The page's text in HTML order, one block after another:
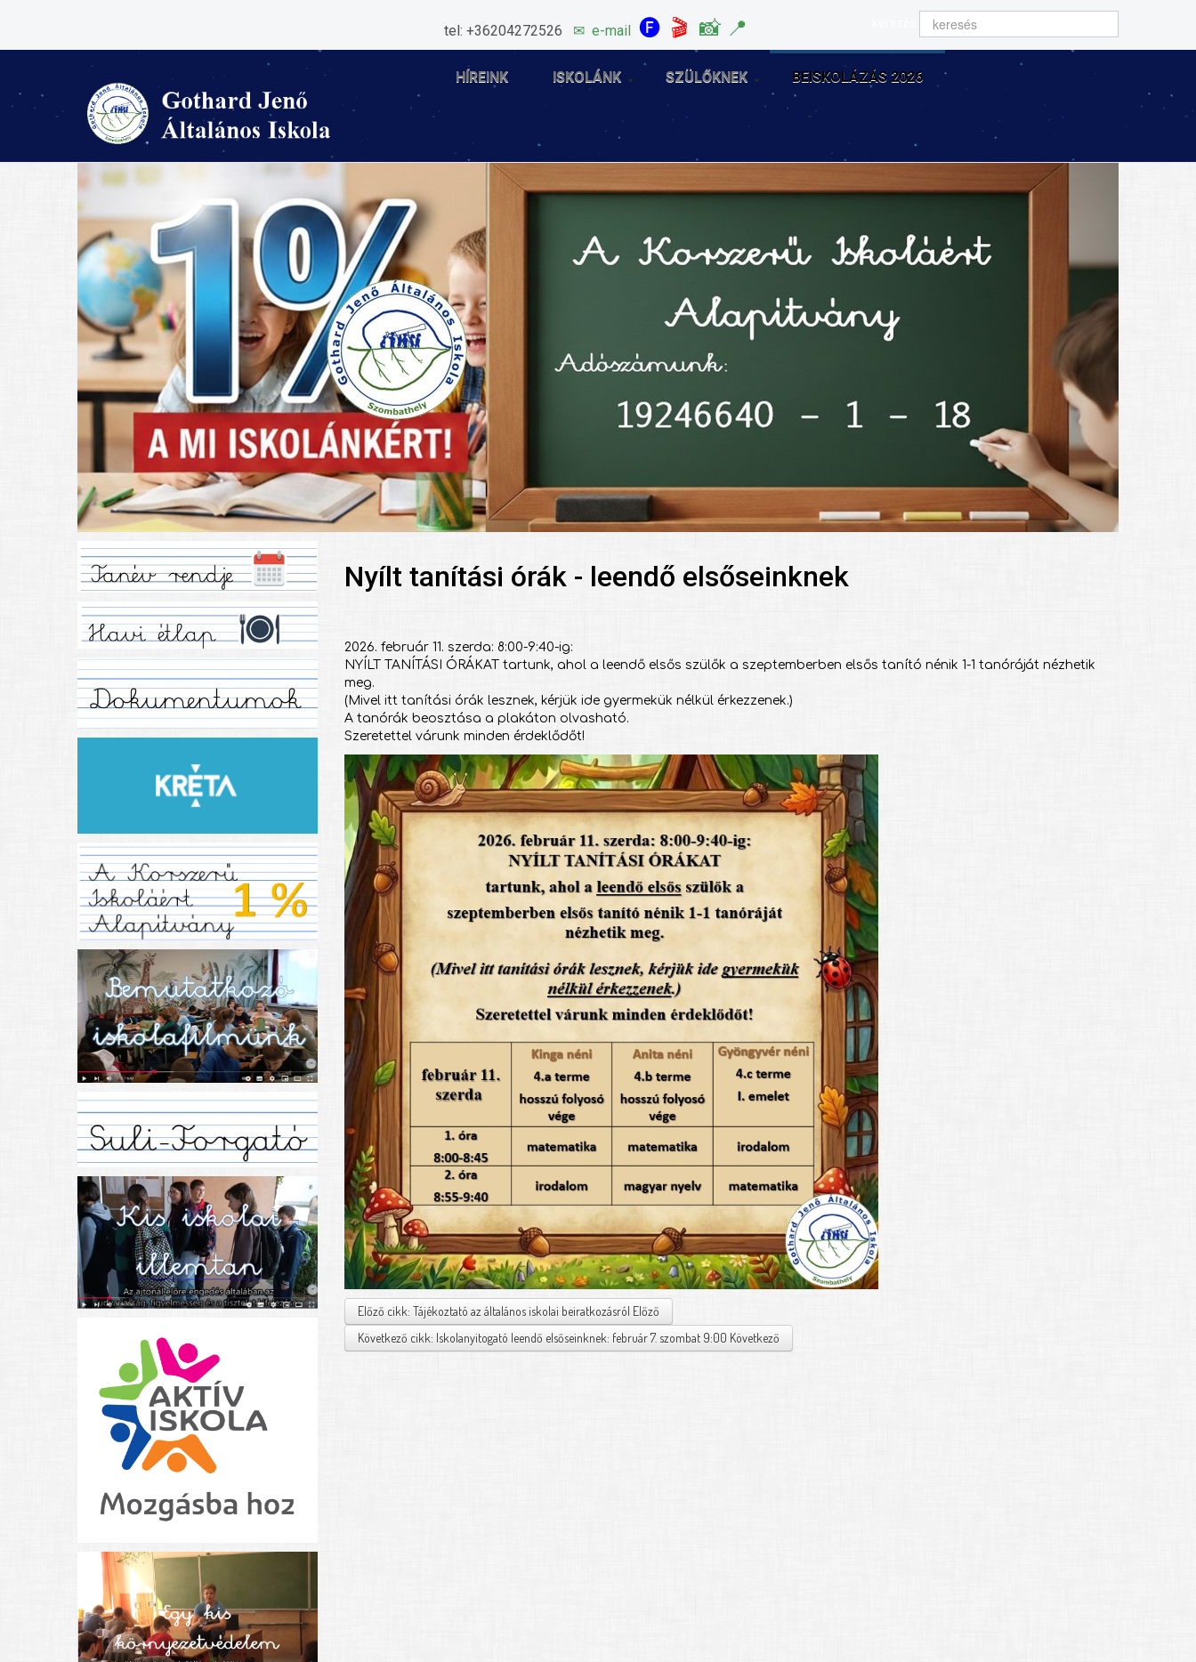
tel: +36204272526 ✉ e-mail 🅕 🎬 📸 📍
HÍREINK ISKOLÁNK SZÜLŐKNEK BEISKOLÁZÁS 2026
Nyílt tanítási órák - leendő elsőseinknek
2026. február 11. szerda: 8:00-9:40-ig:
NYÍLT TANÍTÁSI ÓRÁKAT tartunk, ahol a leendő elsős szülők a szeptemberben elsős tanító nénik 1-1 tanóráját nézhetik
meg.
(Mivel itt tanítási órák lesznek, kérjük ide gyermekük nélkül érkezzenek.)
A tanórák beosztása a plakáton olvasható.
Szeretettel várunk minden érdeklődőt!
Előző cikk: Tájékoztató az általános iskolai beiratkozásról Előző
Következő cikk: Iskolanyitogató leendő elsőseinknek: február 7. szombat 9:00 Következő